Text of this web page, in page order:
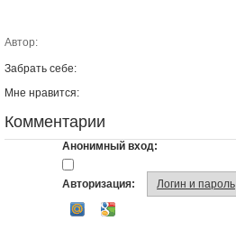
Автор:
Забрать себе:
Мне нравится:
Комментарии
Анонимный вход:
Авторизация: Логин и пароль